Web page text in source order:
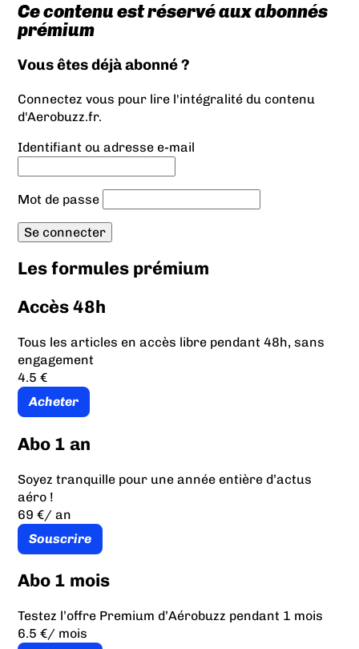
Ce contenu est réservé aux abonnés
prémium
Vous êtes déjà abonné ?
Connectez vous pour lire l'intégralité du contenu
d'Aerobuzz.fr.
Identifiant ou adresse e-mail
Mot de passe
Les formules prémium
Accès 48h
Tous les articles en accès libre pendant 48h, sans
engagement
4.5 €
Acheter
Abo 1 an
Soyez tranquille pour une année entière d’actus
aéro !
69 €/ an
Souscrire
Abo 1 mois
Testez l’offre Premium d’Aérobuzz pendant 1 mois
6.5 €/ mois